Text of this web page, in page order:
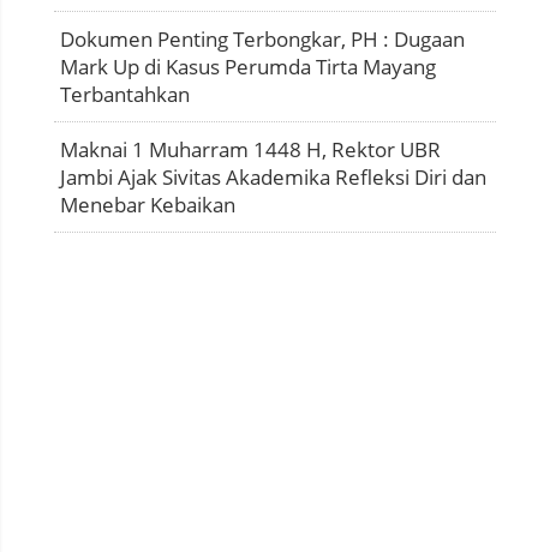
Dokumen Penting Terbongkar, PH : Dugaan
Mark Up di Kasus Perumda Tirta Mayang
Terbantahkan
Maknai 1 Muharram 1448 H, Rektor UBR
Jambi Ajak Sivitas Akademika Refleksi Diri dan
Menebar Kebaikan